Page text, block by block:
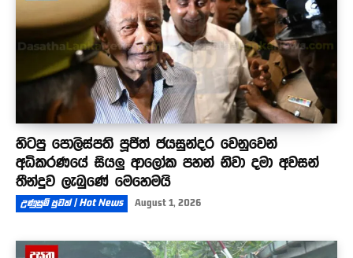
හිටපු පොලිස්පති පූජිත් ජයසුන්දර වෙනුවෙන්
අධිකරණයේ සියලු ආලෝක පහන් නිවා දමා අවසන්
තීන්දුව ලැබුණේ මෙහෙමයි
උණුසුම් පුවත් | Hot News August 1, 2026